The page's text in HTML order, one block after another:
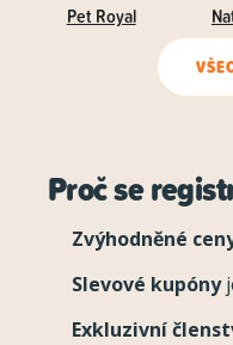
Pet Royal
Proč se
Zvýhodněné
Slevové kupóny
Exkluzivní